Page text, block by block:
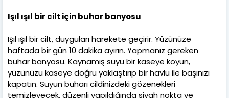
Işıl ışıl bir cilt için buhar banyosu
Işıl ışıl bir cilt, duyguları harekete geçirir. Yüzünüze
haftada bir gün 10 dakika ayırın. Yapmanız gereken
buhar banyosu. Kaynamış suyu bir kaseye koyun,
yüzünüzü kaseye doğru yaklaştırıp bir havlu ile başınızı
kapatın. Suyun buharı cildinizdeki gözenekleri
temizleyecek, düzenli yapıldığında siyah nokta ve